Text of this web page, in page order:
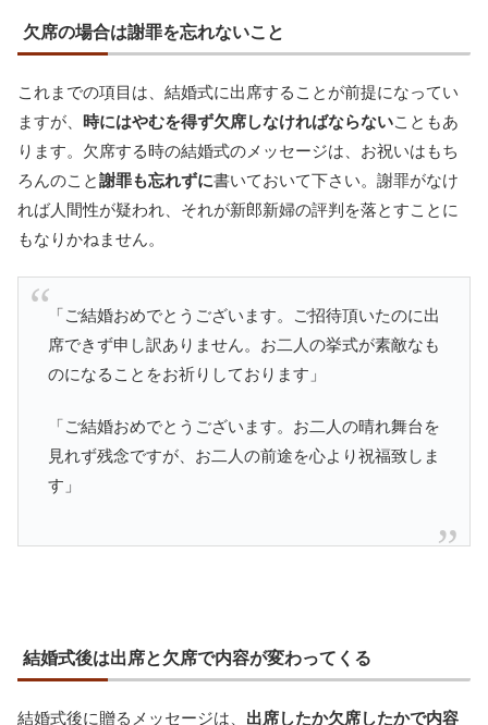
欠席の場合は謝罪を忘れないこと
これまでの項目は、結婚式に出席することが前提になってい
ますが、 時にはやむを得ず欠席しなければならないこともあ
ります。欠席する時の結婚式のメッセージは、お祝いはもち
ろんのこと謝罪も忘れずに書いておいて下さい。謝罪がなけ
れば人間性が疑われ、それが新郎新婦の評判を落とすことに
もなりかねません。
「ご結婚おめでとうございます。ご招待頂いたのに出
席できず申し訳ありません。お二人の挙式が素敵なも
のになることをお祈りしております」
「ご結婚おめでとうございます。お二人の晴れ舞台を
見れず残念ですが、お二人の前途を心より祝福致しま
す」
結婚式後は出席と欠席で内容が変わってくる
結婚式後に贈るメッセージは、 出席したか欠席したかで内容